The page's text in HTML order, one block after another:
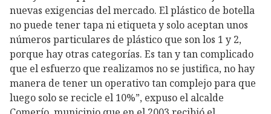
nuevas exigencias del mercado. El plástico de botella
no puede tener tapa ni etiqueta y solo aceptan unos
números particulares de plástico que son los 1 y 2,
porque hay otras categorías. Es tan y tan complicado
que el esfuerzo que realizamos no se justifica, no hay
manera de tener un operativo tan complejo para que
luego solo se recicle el 10%”, expuso el alcalde